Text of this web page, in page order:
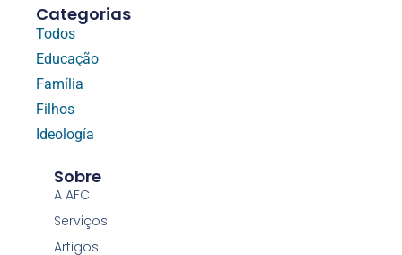
Categorias
Todos
Educação
Família
Filhos
Ideología
Sobre
A AFC
Serviços
Artigos